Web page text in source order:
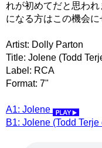
れが初めてだと思わ
になる方はこの機会
Artist: Dolly Parton
Title: Jolene (Todd
Label: RCA
Format: 7"
A1: Jolene
B1: Jolene (Todd Terje